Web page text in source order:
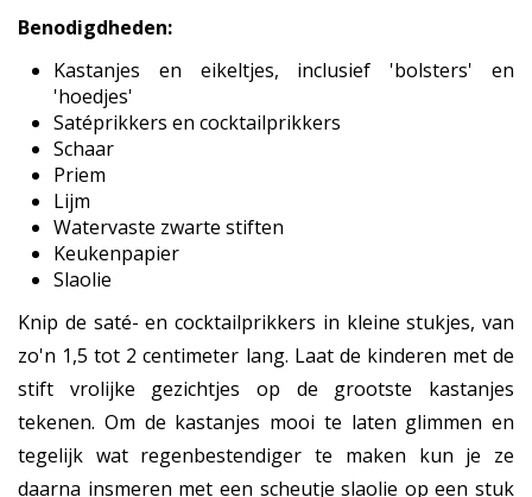
Benodigdheden:
Kastanjes en eikeltjes, inclusief 'bolsters' en
'hoedjes'
Satéprikkers en cocktailprikkers
Schaar
Priem
Lijm
Watervaste zwarte stiften
Keukenpapier
Slaolie
Knip de saté- en cocktailprikkers in kleine stukjes, van
zo'n 1,5 tot 2 centimeter lang. Laat de kinderen met de
stift vrolijke gezichtjes op de grootste kastanjes
tekenen. Om de kastanjes mooi te laten glimmen en
tegelijk wat regenbestendiger te maken kun je ze
daarna insmeren met een scheutje slaolie op een stuk